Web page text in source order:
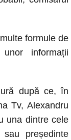
formule de
informații
după ce, în
Tv, Alexandru
una dintre cele
președinte